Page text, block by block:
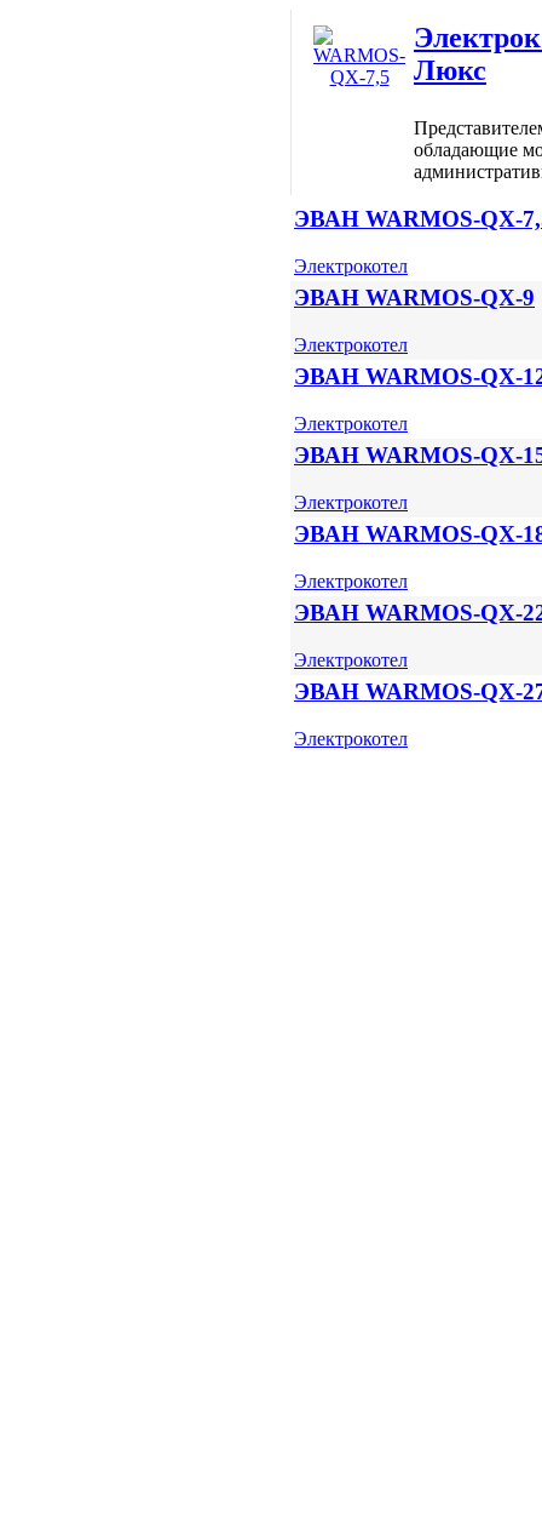
Люкс
обладающие
ЭВАН WARMOS-QX-
Электрокотел
ЭВАН WARMOS-QX-9
Электрокотел
ЭВАН WARMOS-QX-
Электрокотел
ЭВАН WARMOS-QX-
Электрокотел
ЭВАН WARMOS-QX-
Электрокотел
ЭВАН WARMOS-QX-
Электрокотел
ЭВАН WARMOS-QX-
Электрокотел